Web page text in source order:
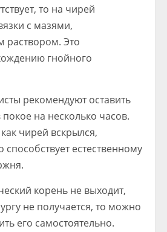
то на чирей
с мазями,
раствором. Это
гнойного
рекомендуют оставить
покое на несколько часов.
чирей вскрылся,
естественному
корень не выходит,
не получается, то можно
его самостоятельно.